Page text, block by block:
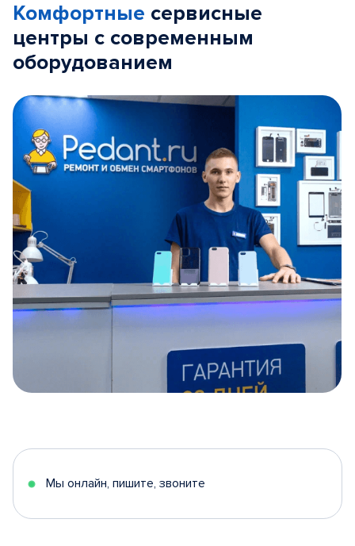
Комфортные сервисные
центры с современным
оборудованием
5
Мы онлайн, пишите, звоните